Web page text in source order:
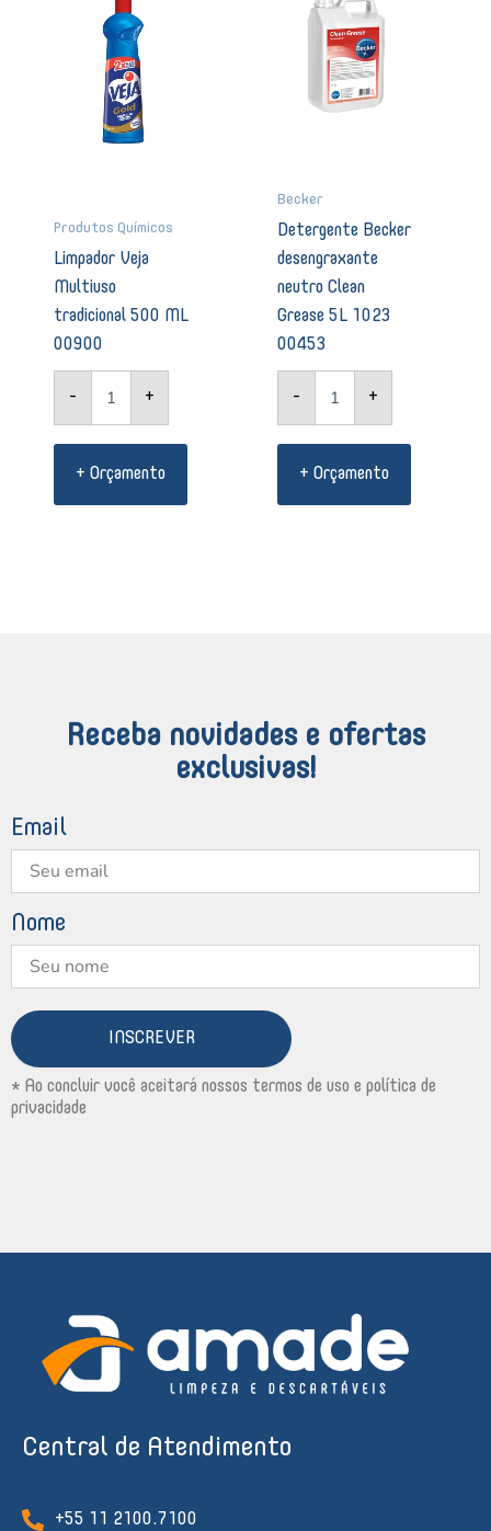
Produtos Químicos
Limpador Veja
Multiuso
tradicional 500 ML
00900
-
500
ML
00900
quantidade
+
+ Orçamento
Becker
Detergente Becker
desengraxante
neutro Clean
Grease 5L 1023
00453
-
Clean
Grease
5L
1023
00453
+
+ Orçamento
Receba novidades e ofertas
exclusivas!
Email
Nome
INSCREVER
* Ao concluir você aceitará nossos termos de uso e política de
privacidade
Central de Atendimento
+55 11 2100.7100